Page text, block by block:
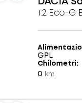
1.2 Eco-G
GPL
Chilometri
0 km